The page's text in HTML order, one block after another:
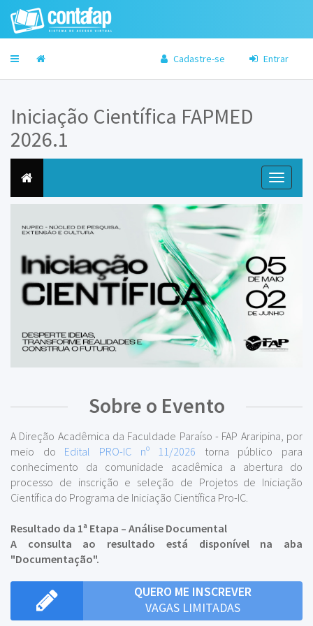
Cadastre-se Entrar
Iniciação Científica FAPMED
2026.1
Toggle
Sobre o Evento
A Direção Acadêmica da Faculdade Paraíso - FAP Araripina, por
meio do Edital PRO-IC nº 11/2026 torna público para
conhecimento da comunidade acadêmica a abertura do
processo de inscrição e seleção de Projetos de Iniciação
Científica do Programa de Iniciação Científica Pro-IC.
Resultado da 1ª Etapa – Análise Documental
A consulta ao resultado está disponível na aba
"Documentação".
QUERO ME INSCREVER
VAGAS LIMITADAS